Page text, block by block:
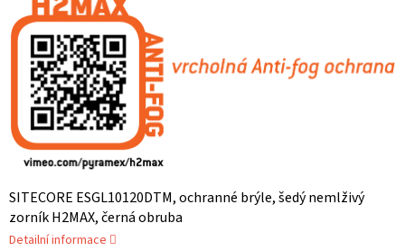
SITECORE ESGL10120DTM, ochranné brýle, šedý nemlživý
zorník H2MAX, černá obruba
Detailní informace